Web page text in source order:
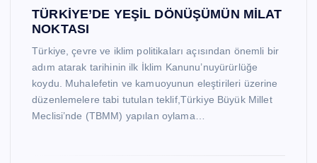
TÜRKİYE’DE YEŞİL DÖNÜŞÜMÜN MİLAT
NOKTASI
Türkiye, çevre ve iklim politikaları açısından önemli bir
adım atarak tarihinin ilk İklim Kanunu’nuyürürlüğe
koydu. Muhalefetin ve kamuoyunun eleştirileri üzerine
düzenlemelere tabi tutulan teklif,Türkiye Büyük Millet
Meclisi’nde (TBMM) yapılan oylama…